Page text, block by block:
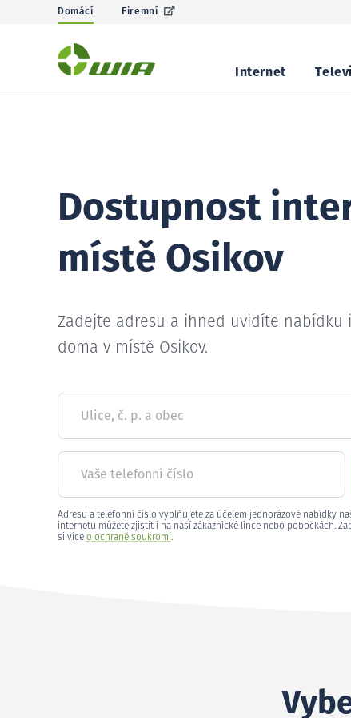
Domácí Firemní
Internet
Dostupnost
místě Osikov
Zadejte adresu a ihned uvidíte nabídku
doma v místě Osikov.
Ulice, č. p. a obec
Vaše telefonní číslo
Adresu a telefonní číslo vyplňujete za účelem jednorázové nabídky
internetu můžete zjistit i na naší zákaznické lince nebo pobočkách.
si více o ochraně soukromí.